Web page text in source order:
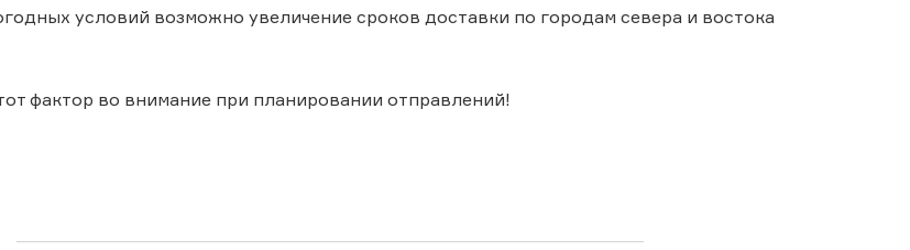
условий возможно увеличение сроков доставки по городам севера и востока
фактор во внимание при планировании отправлений!